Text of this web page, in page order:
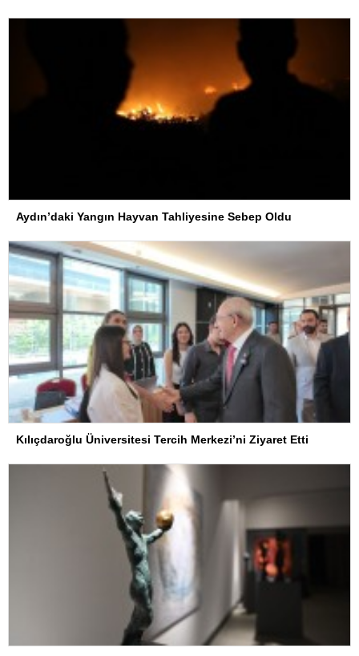
Aydın’daki Yangın Hayvan Tahliyesine Sebep Oldu
Kılıçdaroğlu Üniversitesi Tercih Merkezi’ni Ziyaret Etti